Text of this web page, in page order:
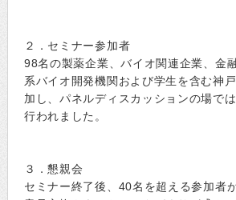
２．セミナー参加者
98名の製薬企業、バイオ関連企業、金
系バイオ開発機関および学生を含む神
加し、パネルディスカッションの場で
行われました。
３．懇親会
セミナー終了後、40名を超える参加者